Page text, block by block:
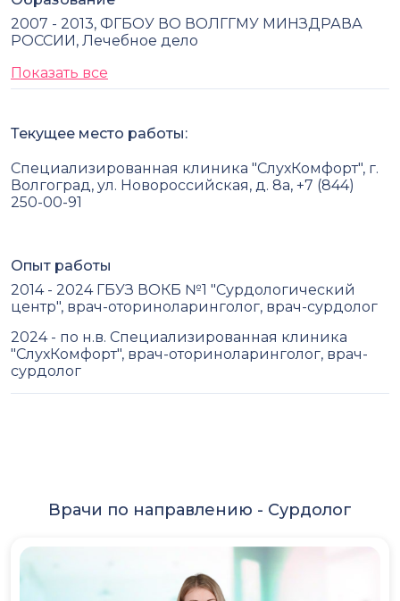
2007 - 2013, ФГБОУ ВО ВОЛГГМУ МИНЗДРАВА
РОССИИ, Лечебное дело
Показать все
Текущее место работы:
Специализированная клиника "СлухКомфорт", г.
Волгоград, ул. Новороссийская, д. 8а, +7 (844)
250-00-91
Опыт работы
2014 - 2024 ГБУЗ ВОКБ №1 "Сурдологический
центр", врач-оториноларинголог, врач-сурдолог
2024 - по н.в. Специализированная клиника
"СлухКомфорт", врач-оториноларинголог, врач-
сурдолог
Врачи по направлению - Сурдолог